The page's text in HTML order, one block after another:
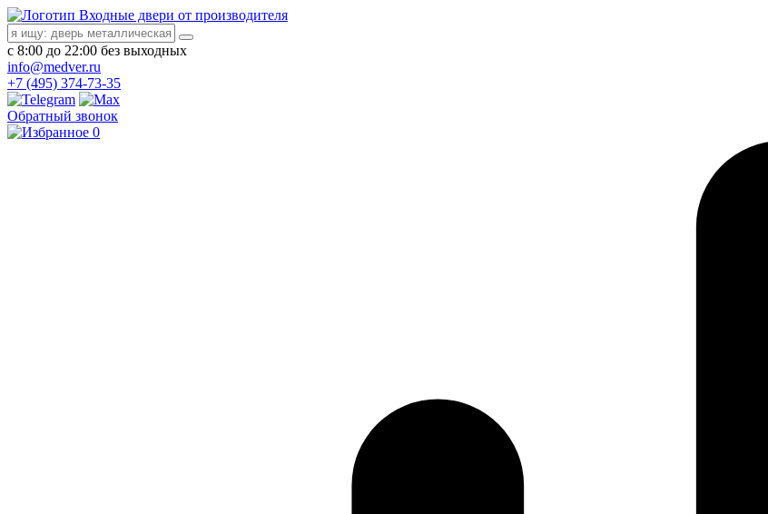
Входные двери от производителя
с 8:00 до 22:00 без выходных
info@medver.ru
+7 (495) 374-73-35
Обратный звонок
0